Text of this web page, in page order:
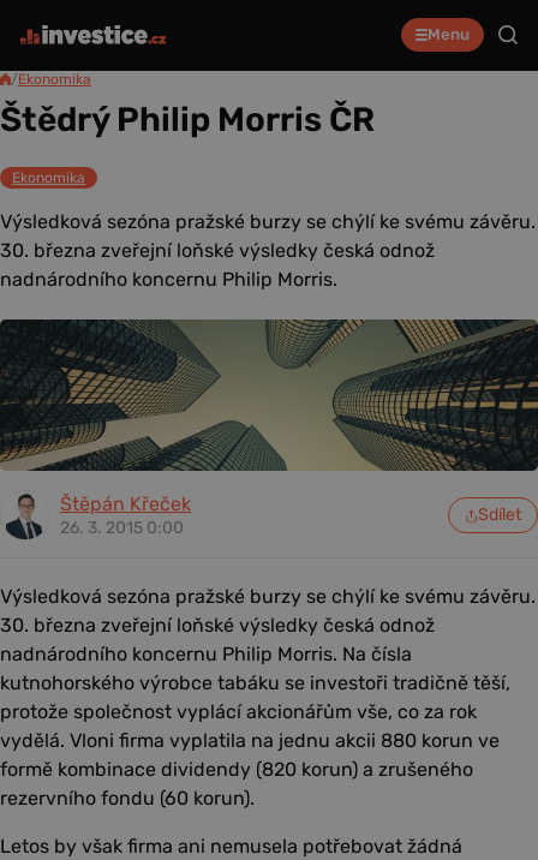
Menu
/Ekonomika
Štědrý Philip Morris ČR
Ekonomika
Výsledková sezóna pražské burzy se chýlí ke svému závěru.
30. března zveřejní loňské výsledky česká odnož
nadnárodního koncernu Philip Morris.
Štěpán Křeček
26. 3. 2015 0:00
Sdílet
Výsledková sezóna pražské burzy se chýlí ke svému závěru.
30. března zveřejní loňské výsledky česká odnož
nadnárodního koncernu Philip Morris. Na čísla
kutnohorského výrobce tabáku se investoři tradičně těší,
protože společnost vyplácí akcionářům vše, co za rok
vydělá. Vloni firma vyplatila na jednu akcii 880 korun ve
formě kombinace dividendy (820 korun) a zrušeného
rezervního fondu (60 korun).
Letos by však firma ani nemusela potřebovat žádná